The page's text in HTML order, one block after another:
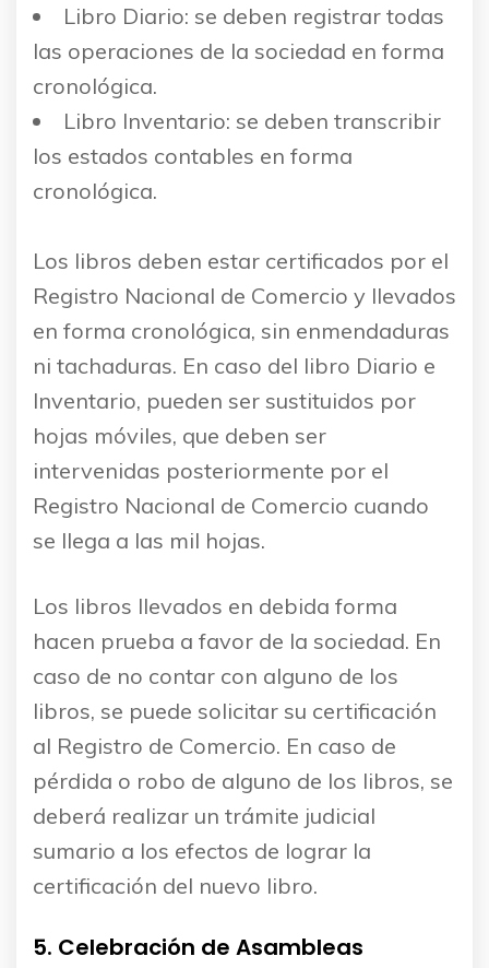
Libro Diario: se deben registrar todas
las operaciones de la sociedad en forma
cronológica.
Libro Inventario: se deben transcribir
los estados contables en forma
cronológica.
Los libros deben estar certificados por el
Registro Nacional de Comercio y llevados
en forma cronológica, sin enmendaduras
ni tachaduras. En caso del libro Diario e
Inventario, pueden ser sustituidos por
hojas móviles, que deben ser
intervenidas posteriormente por el
Registro Nacional de Comercio cuando
se llega a las mil hojas.
Los libros llevados en debida forma
hacen prueba a favor de la sociedad. En
caso de no contar con alguno de los
libros, se puede solicitar su certificación
al Registro de Comercio. En caso de
pérdida o robo de alguno de los libros, se
deberá realizar un trámite judicial
sumario a los efectos de lograr la
certificación del nuevo libro.
5. Celebración de Asambleas